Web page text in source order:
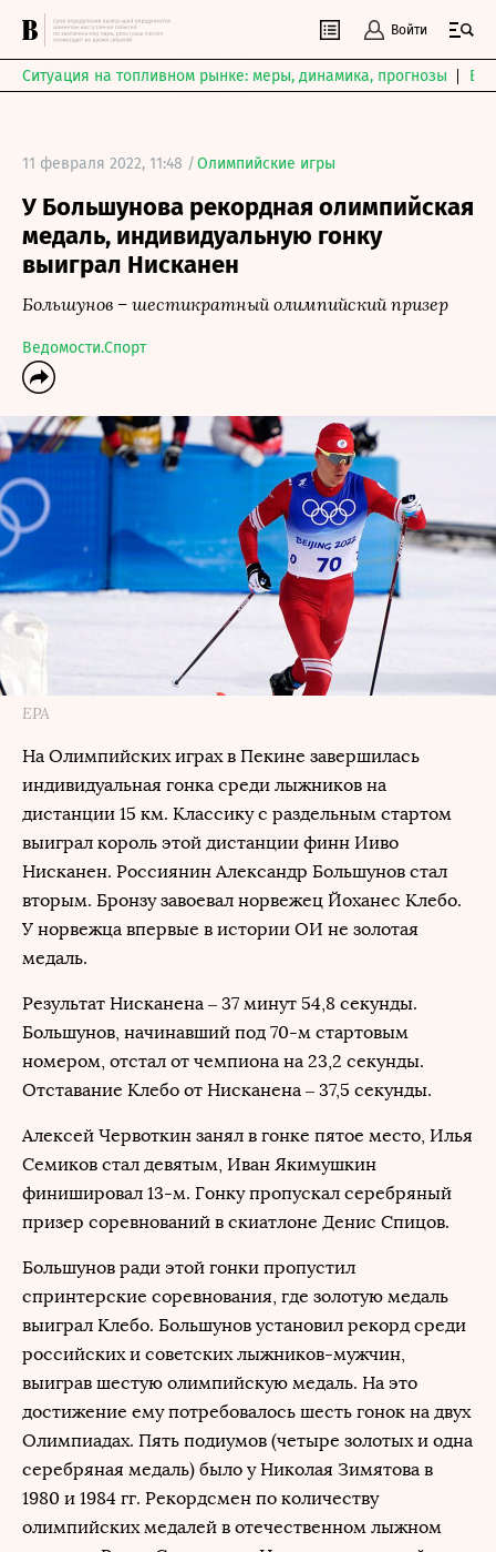
Войти
Ситуация на топливном рынке: меры, динамика, прогнозы
11 февраля 2022, 11:48 /Олимпийские игры
У Большунова рекордная олимпийская
медаль, индивидуальную гонку
выиграл Нисканен
Большунов – шестикратный олимпийский призер
Ведомости.Спорт
EPA
На Олимпийских играх в Пекине завершилась
индивидуальная гонка среди лыжников на
дистанции 15 км. Классику с раздельным стартом
выиграл король этой дистанции финн Ииво
Нисканен. Россиянин Александр Большунов стал
вторым. Бронзу завоевал норвежец Йоханес Клебо.
У норвежца впервые в истории ОИ не золотая
медаль.
Результат Нисканена – 37 минут 54,8 секунды.
Большунов, начинавший под 70-м стартовым
номером, отстал от чемпиона на 23,2 секунды.
Отставание Клебо от Нисканена – 37,5 секунды.
Алексей Червоткин занял в гонке пятое место, Илья
Семиков стал девятым, Иван Якимушкин
финишировал 13-м. Гонку пропускал серебряный
призер соревнований в скиатлоне Денис Спицов.
Большунов ради этой гонки пропустил
спринтерские соревнования, где золотую медаль
выиграл Клебо. Большунов установил рекорд среди
российских и советских лыжников-мужчин,
выиграв шестую олимпийскую медаль. На это
достижение ему потребовалось шесть гонок на двух
Олимпиадах. Пять подиумов (четыре золотых и одна
серебряная медаль) было у Николая Зимятова в
1980 и 1984 гг. Рекордсмен по количеству
олимпийских медалей в отечественном лыжном